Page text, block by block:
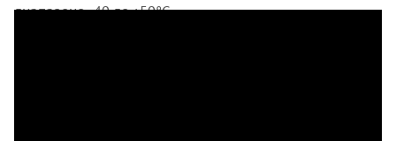
диапазоне -40 до +50°С.